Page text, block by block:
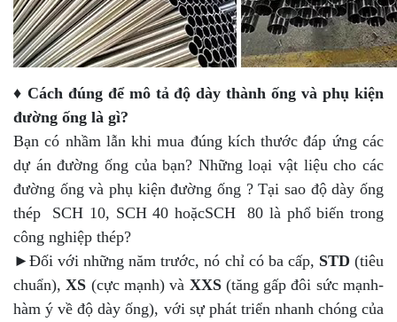
♦ Cách đúng để mô tả độ dày thành ống và phụ kiện
đường ống là gì?
Bạn có nhầm lẫn khi mua đúng kích thước đáp ứng các
dự án đường ống của bạn? Những loại vật liệu cho các
đường ống và phụ kiện đường ống ? Tại sao độ dày ống
thép SCH 10, SCH 40 hoặcSCH 80 là phổ biến trong
công nghiệp thép?
►Đối với những năm trước, nó chỉ có ba cấp, STD (tiêu
chuẩn),XS (cực mạnh) và XXS (tăng gấp đôi sức mạnh-
hàm ý về độ dày ống), với sự phát triển nhanh chóng của